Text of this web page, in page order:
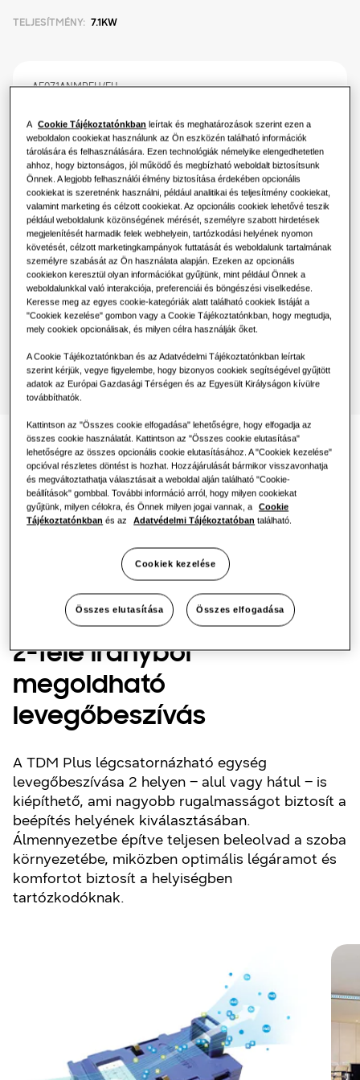
Mi az a légkondicionáló és hogyan
KERESKEDELMI MEGOLDÁSOK
Szállodák
Kiskereskedelem
Vendéglátás
Irodák
Fenntarthatóság
One Samsung
Hőszivattyú megoldások
Légkondicionálási megoldások
Vezérlések
Termékek
Hero termékek
TELJESÍTMÉNY: 7.1KW
egység
AE071ANMPEH/EU
Elérhető teljesítmény
7.1KW 9.0KW
Elérhető villamos teljesítmény
Egyfázisú
Szerelő keresése
2-féle irányból
megoldható
levegőbeszívás
A TDM Plus légcsatornázható egység
levegőbeszívása 2 helyen – alul vagy hátul – is
kiépíthető, ami nagyobb rugalmasságot biztosít a
beépítés helyének kiválasztásában.
Álmennyezetbe építve teljesen beleolvad a szoba
környezetébe, miközben optimális légáramot és
komfortot biztosít a helyiségben
tartózkodóknak.
A Cookie Tájékoztatónkban leírtak és meghatározások szerint ezen a
weboldalon cookiekat használunk az Ön eszközén található információk
tárolására és felhasználására. Ezen technológiák némelyike elengedhetetlen
ahhoz, hogy biztonságos, jól működő és megbízható weboldalt biztosítsunk
Önnek. A legjobb felhasználói élmény biztosítása érdekében opcionális
cookiekat is szeretnénk használni, például analitikai és teljesítmény cookiekat,
valamint marketing és célzott cookiekat. Az opcionális cookiek lehetővé teszik
például weboldalunk közönségének mérését, személyre szabott hirdetések
megjelenítését harmadik felek webhelyein, tartózkodási helyének nyomon
követését, célzott marketingkampányok futtatását és weboldalunk tartalmának
személyre szabását az Ön használata alapján. Ezeken az opcionális
cookiekon keresztül olyan információkat gyűjtünk, mint például Önnek a
weboldalunkkal való interakciója, preferenciái és böngészési viselkedése.
Keresse meg az egyes cookie-kategóriák alatt található cookiek listáját a
"Cookiek kezelése" gombon vagy a Cookie Tájékoztatónkban, hogy megtudja,
mely cookiek opcionálisak, és milyen célra használják őket.
A Cookie Tájékoztatónkban és az Adatvédelmi Tájékoztatónkban leírtak
szerint kérjük, vegye figyelembe, hogy bizonyos cookiek segítségével gyűjtött
adatok az Európai Gazdasági Térségen és az Egyesült Királyságon kívülre
továbbíthatók.
Kattintson az "Összes cookie elfogadása" lehetőségre, hogy elfogadja az
összes cookie használatát. Kattintson az "Összes cookie elutasítása"
lehetőségre az összes opcionális cookie elutasításához. A "Cookiek kezelése"
opcióval részletes döntést is hozhat. Hozzájárulását bármikor visszavonhatja
és megváltoztathatja választásait a weboldal alján található "Cookie-
beállítások" gombbal. További információ arról, hogy milyen cookiekat
gyűjtünk, milyen célokra, és Önnek milyen jogai vannak, a
Cookie
Tájékoztatónkban és az Adatvédelmi Tájékoztatóban található.
Cookiek kezelése
Összes elutasítása Összes elfogadása